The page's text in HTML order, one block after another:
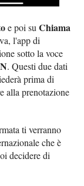
e poi suChiama
l'app di
sotto la voce
. Questi due dati
prima di
alla prenotazione
ti verranno
che è
decidere di